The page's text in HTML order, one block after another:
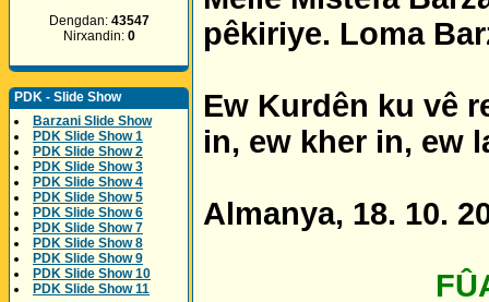
Dengdan: 43547
Nirxandin: 0
PDK - Slide Show
Barzani Slide Show
PDK Slide Show 1
PDK Slide Show 2
PDK Slide Show 3
PDK Slide Show 4
PDK Slide Show 5
PDK Slide Show 6
PDK Slide Show 7
PDK Slide Show 8
PDK Slide Show 9
PDK Slide Show 10
PDK Slide Show 11
pêkiriye. Loma
Ew Kurdên ku vê
in, ew kher in, ew
Almanya, 18. 10.